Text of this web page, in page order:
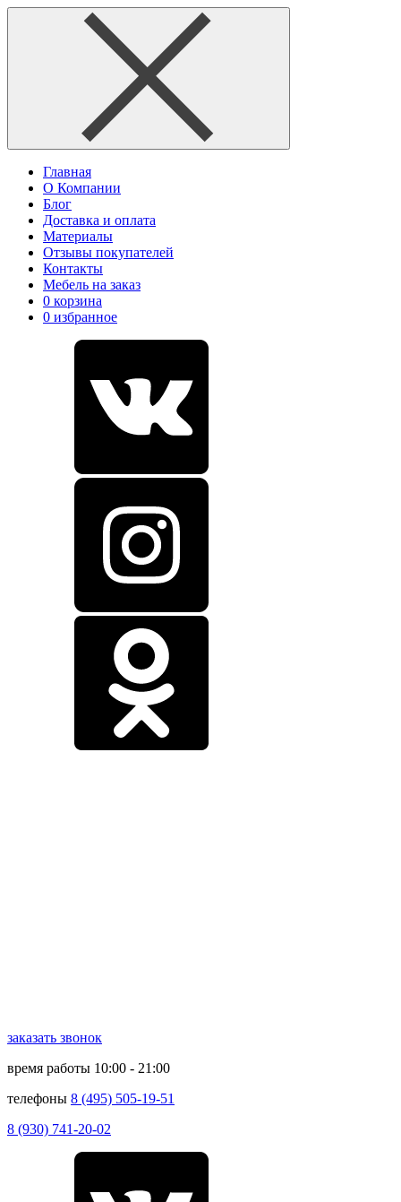
Главная
О Компании
Блог
Доставка и оплата
Материалы
Отзывы покупателей
Контакты
Мебель на заказ
0 корзина
0 избранное
заказать звонок
время работы 10:00 - 21:00
телефоны 8 (495) 505-19-51
8 (930) 741-20-02